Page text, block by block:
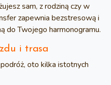
sam, z rodziną czy w
zapewnia bezstresową i
do Twojego harmonogramu.
i trasa
oto kilka istotnych